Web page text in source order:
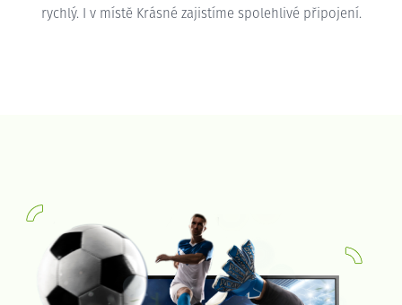
rychlý. I v místě Krásné zajistíme spolehlivé připojení.